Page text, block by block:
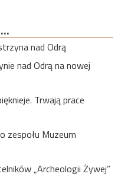
nad Odrą
nad Odrą na nowej
Trwają prace
zespołu Muzeum
„Archeologii Żywej”